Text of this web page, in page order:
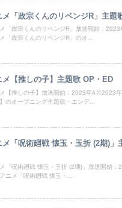
メ「政宗くんのリベンジR」主題
「政宗くんのリベンジR」放送開始：
「政宗くんのリベンジR」のオ...
メ【推しの子】主題歌 OP・ED
【推しの子】放送開始：2023年4月2023年
のオープニング主題歌・エンデ...
メ「呪術廻戦 懐玉・玉折 (2期)」
「呪術廻戦 懐玉・玉折 (2期)」放送開始：
ニメ「呪術廻戦 懐玉・...